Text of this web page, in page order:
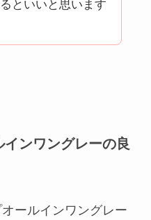
といいと思います
ンワングレーの良
ールインワングレー